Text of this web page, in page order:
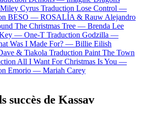
Miley Cyrus Traduction Lose Control —
BESO — ROSALÍA & Rauw Alejandro
The Christmas Tree — Brenda Lee
Key — One-T Traduction Godzilla —
Was I Made For? — Billie Eilish
& Tiakola Traduction Paint The Town
All I Want For Christmas Is You —
Emorio — Mariah Carey
succès de Kassav